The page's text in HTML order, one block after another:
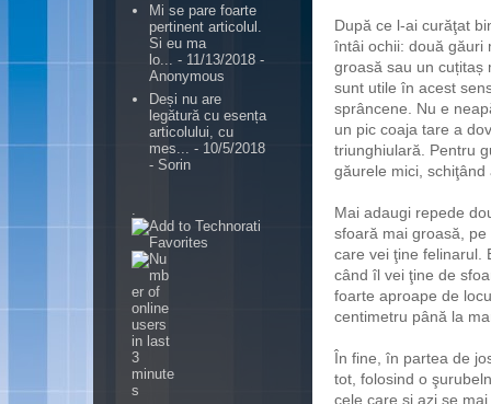
După ce l-ai curăţat
întâi ochii: două găuri
groasă sau un cuțitaș
sunt utile în acest
sprâncene. Nu e
un pic coaja tare a
triunghiulară. Pentru
găurele mici, schiţând
Mai adaugi repede
sfoară mai groasă,
care vei ţine felinarul.
când îl vei ţine de
foarte aproape de
centimetru până la
În fine, în partea de
tot, folosind o
cele care şi azi se
Mi se pare foarte
pertinent articolul.
Si eu ma
lo...
- 11/13/2018 -
Anonymous
Deși nu are
legătură cu esența
articolului, cu
mes... - 10/5/2018
- Sorin